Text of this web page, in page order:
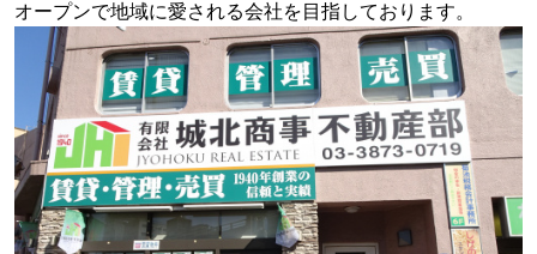
オープンで地域に愛される会社を目指しております。